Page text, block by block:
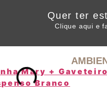
Quer ter
Clique aqui e